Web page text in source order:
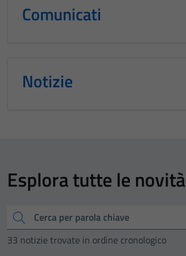
Comunicati
Notizie
Esplora tutte le novità
Cerca
33 notizie trovate in ordine cronologico